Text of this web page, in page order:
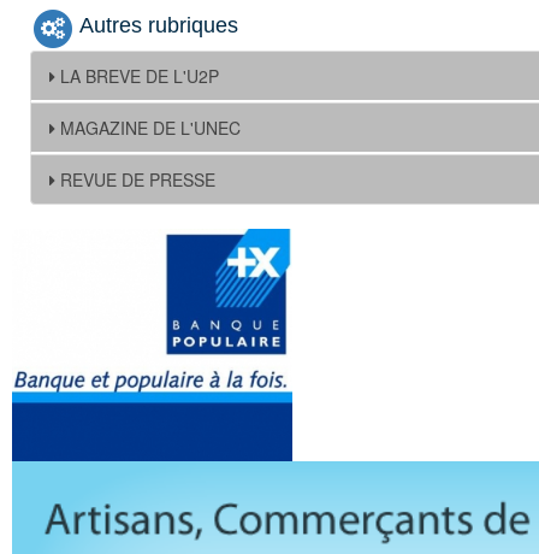
Autres rubriques
LA BREVE DE L'U2P
MAGAZINE DE L'UNEC
REVUE DE PRESSE